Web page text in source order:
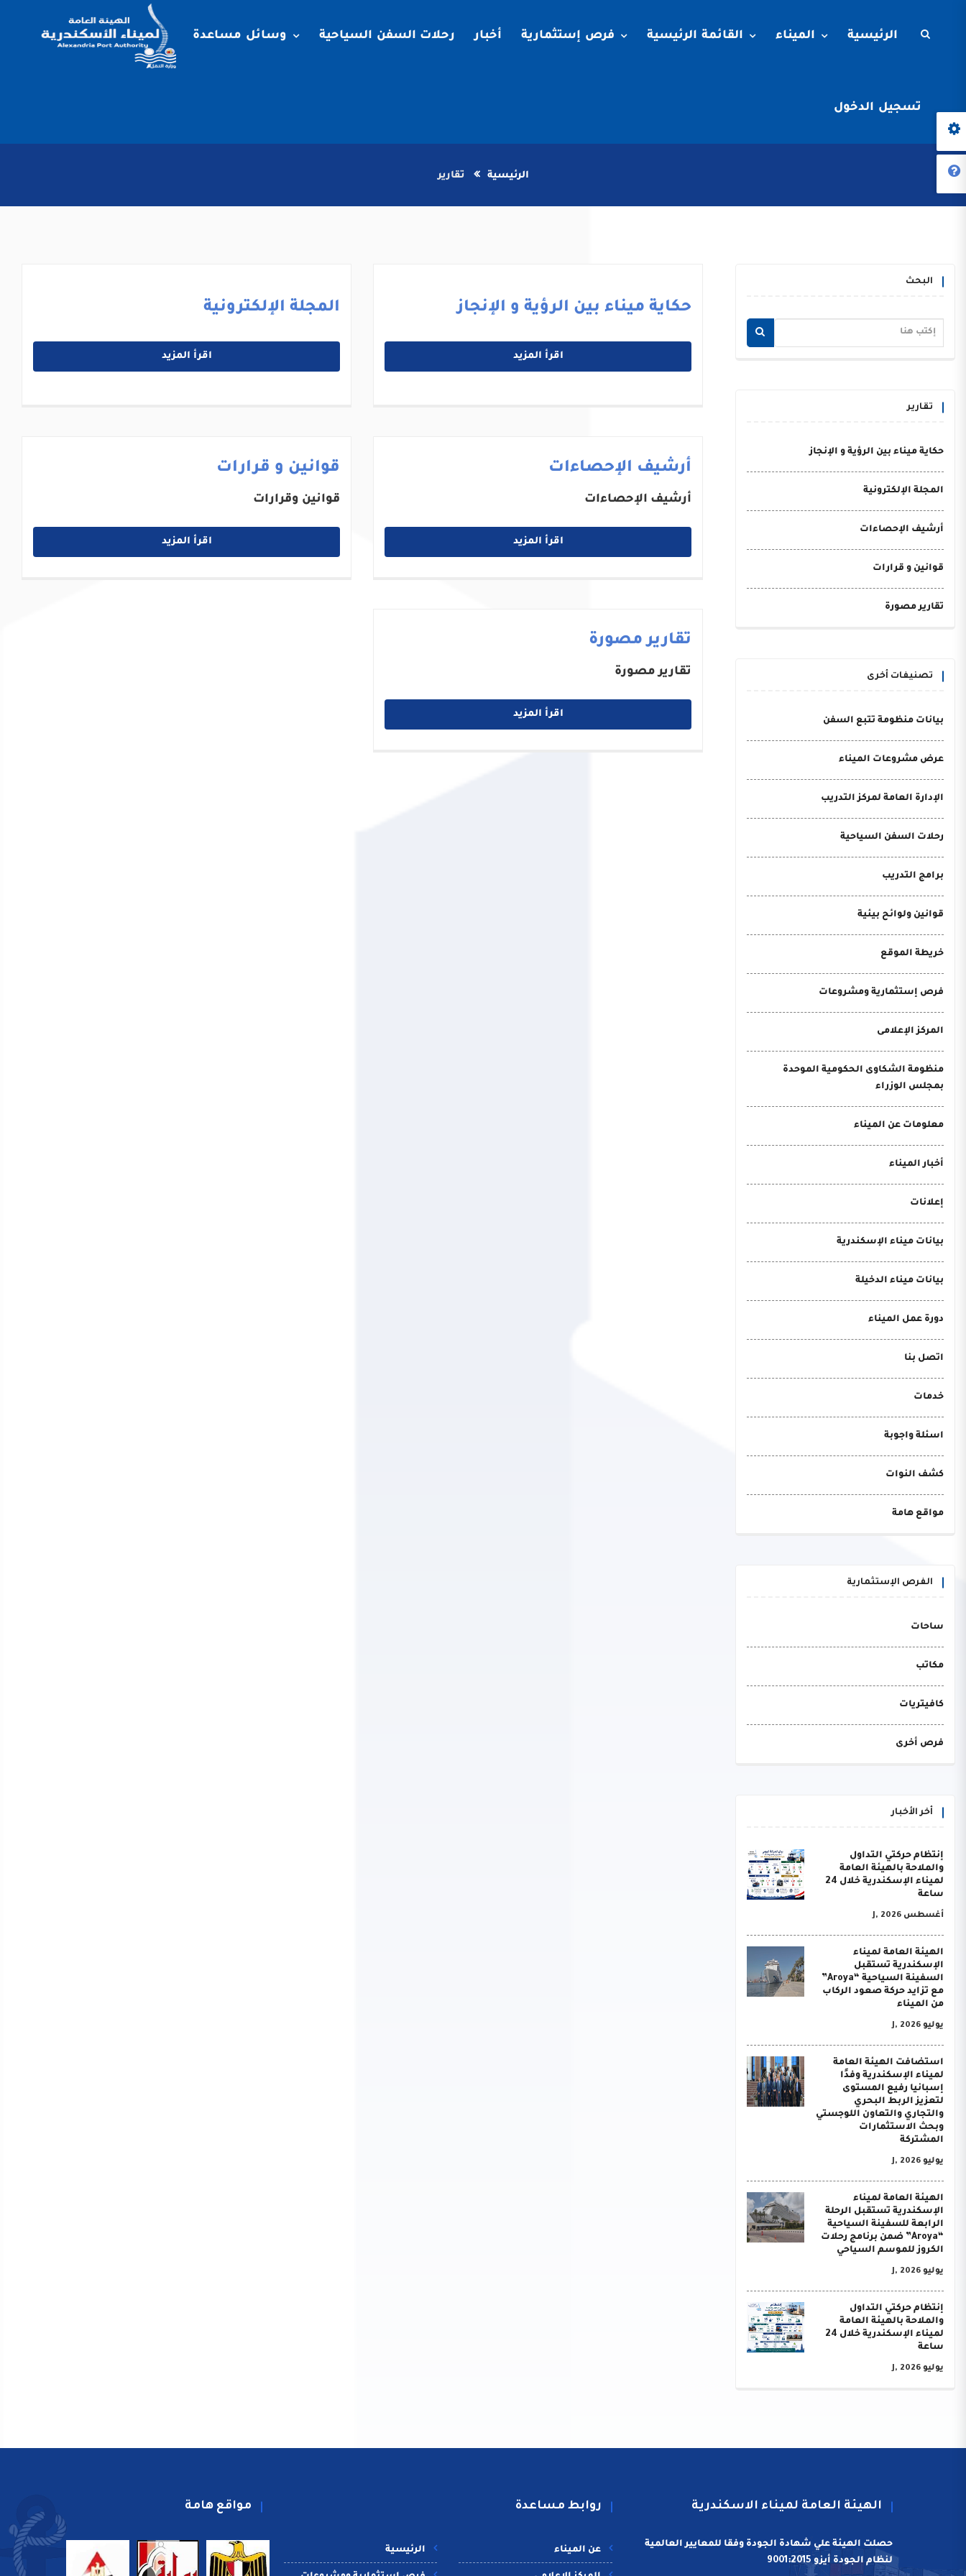
الرئيسية الميناء القائمة الرئيسية فرص إستثمارية أخبار رحلات السفن السياحية وسائل مساعدة
تسجيل الدخول
الرئيسية تقارير
البحث
تقارير
حكاية ميناء بين الرؤية و الإنجاز
المجلة الإلكترونية
أرشيف الإحصاءات
قوانين و قرارات
تقارير مصورة
تصنيفات أخرى
بيانات منظومة تتبع السفن
عرض مشروعات الميناء
الإدارة العامة لمركز التدريب
رحلات السفن السياحية
برامج التدريب
قوانين ولوائح بيئية
خريطة الموقع
فرص إستثمارية ومشروعات
المركز الإعلامى
منظومة الشكاوى الحكومية الموحدة
بمجلس الوزراء
معلومات عن الميناء
أخبار الميناء
إعلانات
بيانات ميناء الإسكندرية
بيانات ميناء الدخيلة
دورة عمل الميناء
اتصل بنا
خدمات
اسئلة واجوبة
كشف النوات
مواقع هامة
الفرص الإستثمارية
ساحات
مكاتب
كافيتريات
فرص أخرى
أخر الأخبار
إنتظام حركتي التداول
والملاحة بالهيئة العامة
لميناء الإسكندرية خلال 24
ساعة
أغسطس J, 2026
الهيئة العامة لميناء
الإسكندرية تستقبل
السفينة السياحية “Aroya”
مع تزايد حركة صعود الركاب
من الميناء
يوليو J, 2026
استضافت الهيئة العامة
لميناء الإسكندرية وفدًا
إسبانيا رفيع المستوى
لتعزيز الربط البحري
والتجاري والتعاون اللوجستي
وبحث الاستثمارات
المشتركة
يوليو J, 2026
الهيئة العامة لميناء
الإسكندرية تستقبل الرحلة
الرابعة للسفينة السياحية
“Aroya” ضمن برنامج رحلات
الكروز للموسم السياحي
يوليو J, 2026
إنتظام حركتي التداول
والملاحة بالهيئة العامة
لميناء الإسكندرية خلال 24
ساعة
يوليو J, 2026
حكاية ميناء بين الرؤية و الإنجاز
اقرأ المزيد
المجلة الإلكترونية
اقرأ المزيد
أرشيف الإحصاءات
أرشيف الإحصاءات
اقرأ المزيد
قوانين و قرارات
قوانين وقرارات
اقرأ المزيد
تقارير مصورة
تقارير مصورة
اقرأ المزيد
الهيئة العامة لميناء الاسكندرية
حصلت الهيئة علي شهادة الجودة وفقا للمعايير العالمية
لنظام الجودة أيزو 9001:2015
روابط مساعدة
الرئيسية عن الميناء
مواقع هامة